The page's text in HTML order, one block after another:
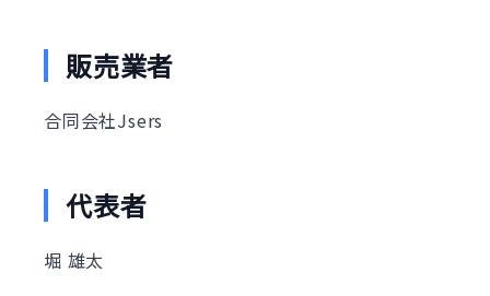
販売業者
合同会社Jsers
代表者
堀 雄太